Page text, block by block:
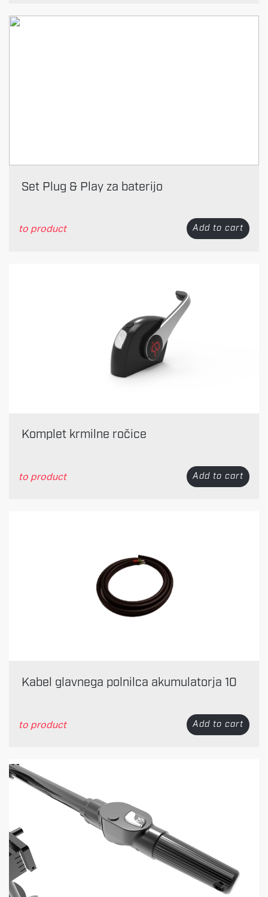
Set Plug & Play za baterijo
to product Add to cart
Komplet krmilne ročice
to product Add to cart
Kabel glavnega polnilca akumulatorja 10
to product Add to cart